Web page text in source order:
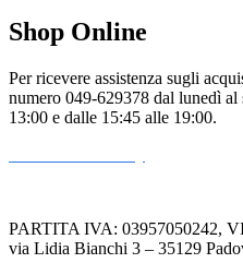
Shop Online
Per ricevere assistenza sugli
numero 049-629378 dal lunedì al
13:00 e dalle 15:45 alle 19:00.
PARTITA IVA: 03957050242,
via Lidia Bianchi 3 – 35129